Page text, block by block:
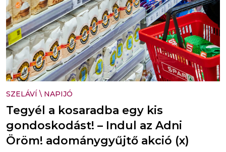
SZELÁVÍ \ NAPIJÓ
Tegyél a kosaradba egy kis
gondoskodást! – Indul az Adni
Öröm! adománygyűjtő akció (x)